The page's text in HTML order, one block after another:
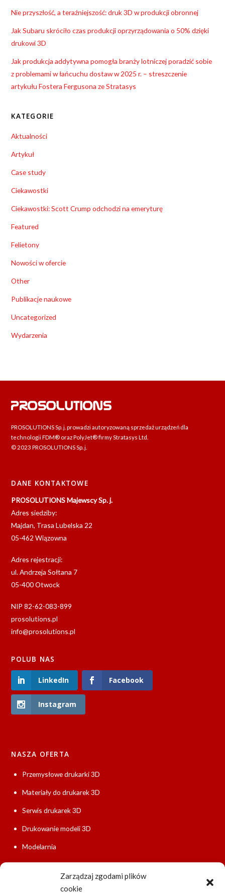
Zarządzaj zgodami plików
cookie
Nie przyszłość, a teraźniejszość: druk 3D w produkcji obronnej
Jak Subaru skróciło czas produkcji oprzyrządowania o 50% dzięki
drukowi 3D
Jak produkcja addytywna pomogła branży lotniczej poradzić sobie
z problemami w łańcuchu dostaw w 2025 r. – streszczenie
artykułu Fostera Fergusona ze Stratasys
KATEGORIE
Aktualności
Artykuł
Case study
Ciekawostki
Ciekawostki: Scott Crump odchodzi na emeryturę
Featured
Felietony
Nowości w ofercie
Other
Publikacje naukowe
Uncategorized
Wydarzenia
PROSOLUTIONS Sp. j. prowadzi autoryzowaną sprzedaż urządzeń dla
technologii FDM® oraz PolyJet® firmy Stratasys Ltd.
© 2023 PROSOLUTIONS Sp. j.
DANE KONTAKTOWE
PROSOLUTIONS Majewscy Sp. j.
Adres siedziby:
Majdan, Trasa Lubelska 22
05-462 Wiązowna
Adres rejestracji:
ul. Andrzeja Sołtana 7
05-400 Otwock
NIP 82-62-083-899
prosolutions.pl
info@prosolutions.pl
POLUB NAS
LinkedIn Facebook
Instagram
NASZA OFERTA
Przemysłowe drukarki 3D
Materiały do drukarek 3D
Serwis drukarek 3D
Drukowanie modeli 3D
Modelarnia
Tworzenie dokumentacji
Szybkie prototypowanie